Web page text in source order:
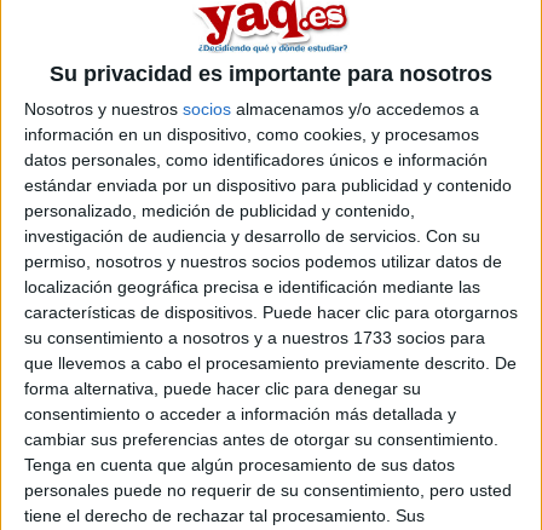
Su privacidad es importante para nosotros
Nosotros y nuestros socios almacenamos y/o accedemos a
información en un dispositivo, como cookies, y procesamos
datos personales, como identificadores únicos e información
estándar enviada por un dispositivo para publicidad y contenido
personalizado, medición de publicidad y contenido,
investigación de audiencia y desarrollo de servicios. Con su
permiso, nosotros y nuestros socios podemos utilizar datos de
localización geográfica precisa e identificación mediante las
características de dispositivos. Puede hacer clic para otorgarnos
su consentimiento a nosotros y a nuestros 1733 socios para
que llevemos a cabo el procesamiento previamente descrito. De
forma alternativa, puede hacer clic para denegar su
consentimiento o acceder a información más detallada y
cambiar sus preferencias antes de otorgar su consentimiento.
Tenga en cuenta que algún procesamiento de sus datos
personales puede no requerir de su consentimiento, pero usted
tiene el derecho de rechazar tal procesamiento. Sus
Sobre ti
Soy:*
Chico
Chica
¿En qué año terminas (o terminaste) bachillerato o FP?
Soy estudiante de:*